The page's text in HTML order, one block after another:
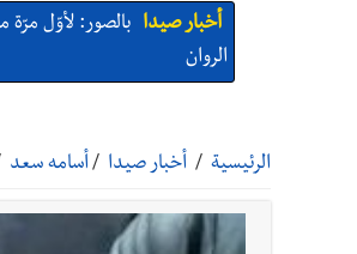
أخبار صيدا بالصور: لأوّل
الروان
بالصور : غسان
الرئيسية / أخبار صيدا / أسامه سعد